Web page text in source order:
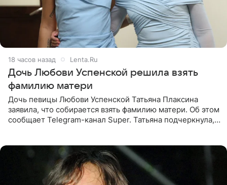
18 часов назад Lenta.Ru
Дочь Любови Успенской решила взять
фамилию матери
Дочь певицы Любови Успенской Татьяна Плаксина
заявила, что собирается взять фамилию матери. Об этом
сообщает Telegram-канал Super. Татьяна подчеркнула,